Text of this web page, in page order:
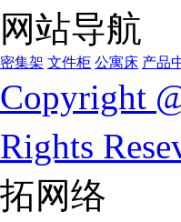
网站导航
密集架 文件柜 公寓床 产品
Copyright
Rights
拓网络